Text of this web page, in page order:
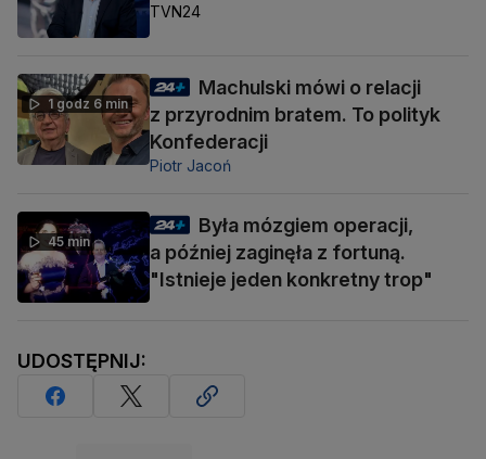
TVN24
1 godz 6 min
Machulski mówi o relacji
z przyrodnim bratem. To polityk
Konfederacji
Piotr Jacoń
45 min
Była mózgiem operacji,
a później zaginęła z fortuną.
"Istnieje jeden konkretny trop"
UDOSTĘPNIJ: